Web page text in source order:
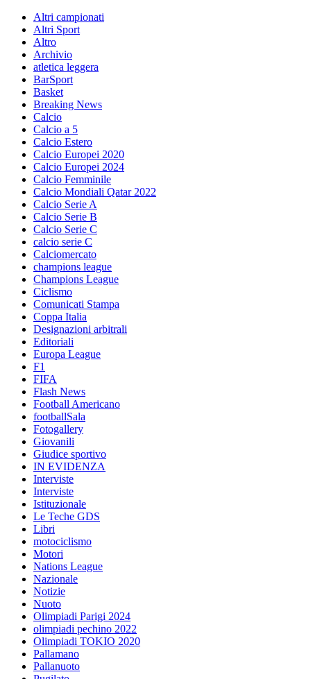
Altri campionati
Altri Sport
Altro
Archivio
atletica leggera
BarSport
Basket
Breaking News
Calcio
Calcio a 5
Calcio Estero
Calcio Europei 2020
Calcio Europei 2024
Calcio Femminile
Calcio Mondiali Qatar 2022
Calcio Serie A
Calcio Serie B
Calcio Serie C
calcio serie C
Calciomercato
champions league
Champions League
Ciclismo
Comunicati Stampa
Coppa Italia
Designazioni arbitrali
Editoriali
Europa League
F1
FIFA
Flash News
Football Americano
footballSala
Fotogallery
Giovanili
Giudice sportivo
IN EVIDENZA
Interviste
Interviste
Istituzionale
Le Teche GDS
Libri
motociclismo
Motori
Nations League
Nazionale
Notizie
Nuoto
Olimpiadi Parigi 2024
olimpiadi pechino 2022
Olimpiadi TOKIO 2020
Pallamano
Pallanuoto